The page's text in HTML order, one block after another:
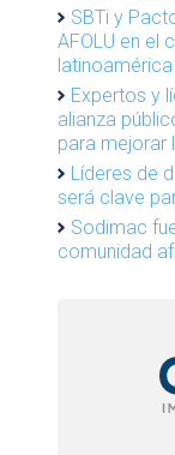
SBTi y
AFOLU en el
latinoamérica
Expertos y
alianza
para mejorar
Líderes de
será clave
Sodimac
comunidad